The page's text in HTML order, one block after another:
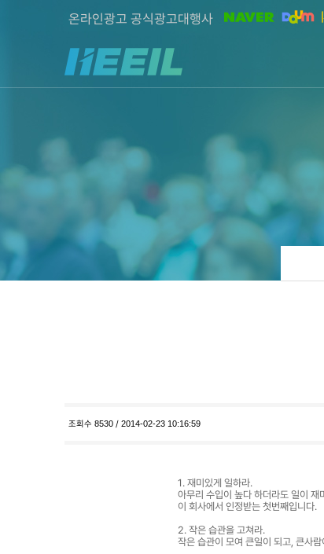
온라인광고 공식광고대행사
조회수 8530 / 2014-02-23 10:16:59
1. 재미있게 일하라.
아무리 수입이 높다 하더라도 일이 재
이 회사에서 인정받는 첫번째입니다.
2. 작은 습관을 고쳐라.
작은 습관이 모여 큰일이 되고, 큰사